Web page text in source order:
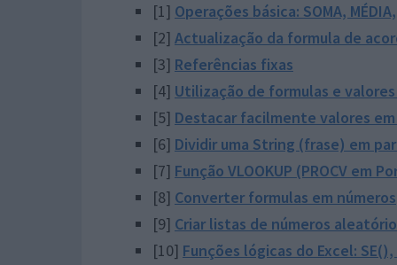
[1] Operações básica: SOMA,
[2] Actualização da formula de
[3] Referências fixas
[4] Utilização de formulas e
[5] Destacar facilmente valores em
[6] Dividir uma String (frase) em
[7] Função VLOOKUP (PROCV em
[8] Converter formulas em números
[9] Criar listas de números
[10] Funções lógicas do Excel: SE(),